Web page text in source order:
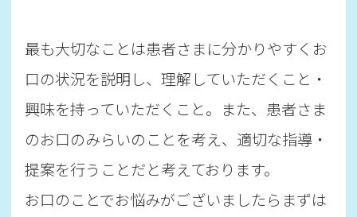
最も大切なことは患者さまに分かりやすくお
口の状況を説明し、理解していただくこと・
興味を持っていただくこと。また、患者さま
のお口のみらいのことを考え、適切な指導・
提案を行うことだと考えております。
お口のことでお悩みがございましたらまずは